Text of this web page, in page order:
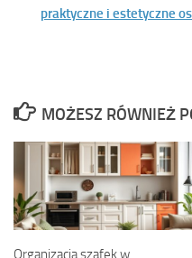
praktyczne i estetyczne
MOŻESZ RÓWNIEŻ
Organizacja szafek w